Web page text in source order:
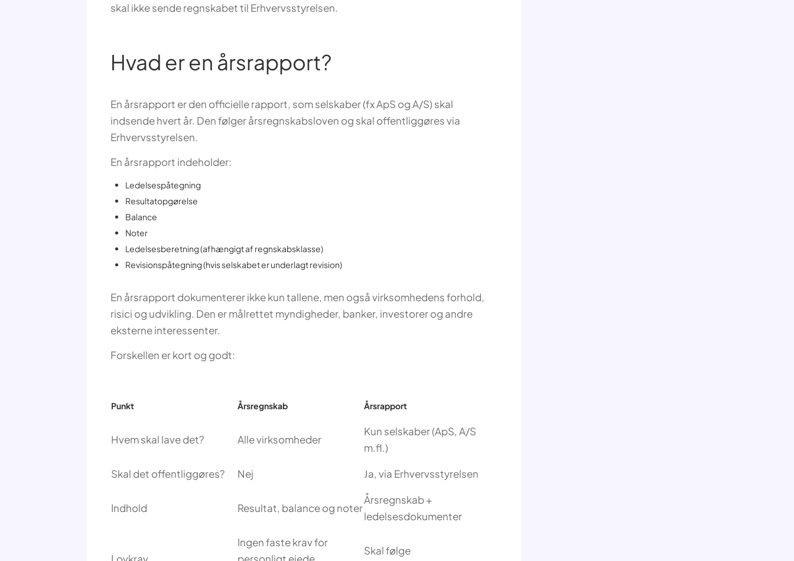
skal ikke sende regnskabet til Erhvervsstyrelsen.
Hvad er en årsrapport?
En årsrapport er den officielle rapport, som selskaber (fx ApS og A/S) skal
indsende hvert år. Den følger årsregnskabsloven og skal offentliggøres via
Erhvervsstyrelsen.
En årsrapport indeholder:
Ledelsespåtegning
Resultatopgørelse
Balance
Noter
Ledelsesberetning (afhængigt af regnskabsklasse)
Revisionspåtegning (hvis selskabet er underlagt revision)
En årsrapport dokumenterer ikke kun tallene, men også virksomhedens forhold,
risici og udvikling. Den er målrettet myndigheder, banker, investorer og andre
eksterne interessenter.
Forskellen er kort og godt:
Punkt Årsregnskab Årsrapport
Hvem skal lave det? Alle virksomheder
Kun selskaber (ApS, A/S
m.fl.)
Skal det offentliggøres?
Nej Ja, via Erhvervsstyrelsen
Indhold Resultat, balance og noter
Årsregnskab +
ledelsesdokumenter
Ingen faste krav for
Skal følge